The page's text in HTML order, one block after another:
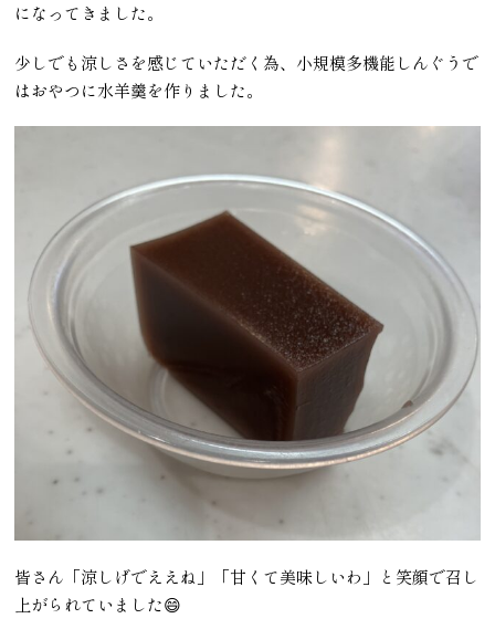
になってきました。
少しでも涼しさを感じていただく為、小規模多機能しんぐうで
はおやつに水羊羹を作りました。
皆さん「涼しげでええね」「甘くて美味しいわ」と笑顔で召し
上がられていました😄